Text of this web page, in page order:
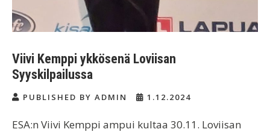
Viivi Kemppi ykkösenä Loviisan
Syyskilpailussa
PUBLISHED BY ADMIN 1.12.2024
ESA:n Viivi Kemppi ampui kultaa 30.11. Loviisan